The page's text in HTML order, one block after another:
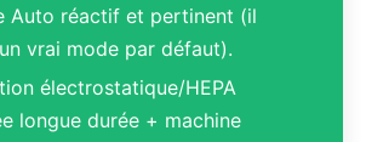
Auto réactif et pertinent (il
vrai mode par défaut).
électrostatique/HEPA
longue durée + machine